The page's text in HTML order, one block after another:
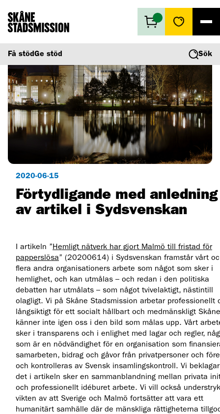
Få stödGe stöd Sök
Få stöd
Ge stöd
Vad vi gör
Second hand
Om oss
2020-06-15
Förtydligande med anledning
av artikel i Sydsvenskan
I artikeln ”Hemligt nätverk har gjort Malmö till fristad för
papperslösa” (20200614) i Sydsvenskan framstår vårt
flera andra organisationers arbete som något som sker i
hemlighet, och kan utmålas – och redan i den politiska
debatten har utmålats – som något tvivelaktigt, nästintill
olagligt. Vi på Skåne Stadsmission arbetar professionellt
långsiktigt för ett socialt hållbart och medmänskligt
känner inte igen oss i den bild som målas upp. Vårt
sker i transparens och i enlighet med lagar och regler,
som är en nödvändighet för en organisation som
samarbeten, bidrag och gåvor från privatpersoner och
och kontrolleras av Svensk insamlingskontroll. Vi
det i artikeln sker en sammanblandning mellan privata
och professionellt idéburet arbete. Vi vill också
vikten av att Sverige och Malmö fortsätter att vara ett
humanitärt samhälle där de mänskliga rättigheterna